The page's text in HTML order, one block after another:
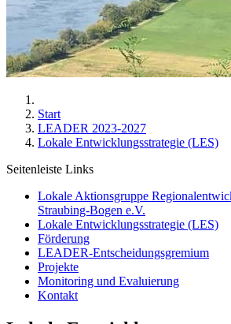
Start
LEADER 2023-2027
Lokale Entwicklungsstrategie (LES)
Seitenleiste Links
Lokale Aktionsgruppe
Straubing-Bogen e.V.
Lokale Entwicklungsstrategie (LES)
Förderung
LEADER-Entscheidungsgremium
Projekte
Monitoring und Evaluierung
Kontakt